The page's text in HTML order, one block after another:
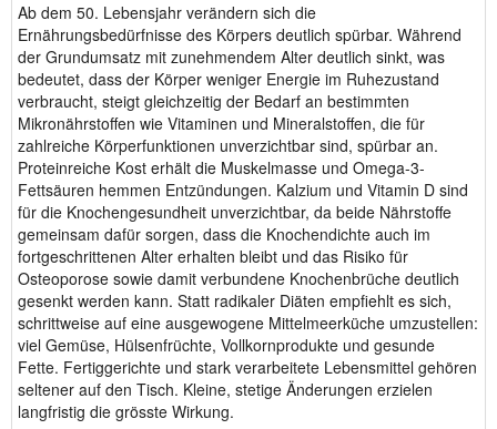
Ab dem 50. Lebensjahr verändern sich die
Ernährungsbedürfnisse des Körpers deutlich spürbar. Während
der Grundumsatz mit zunehmendem Alter deutlich sinkt, was
bedeutet, dass der Körper weniger Energie im Ruhezustand
verbraucht, steigt gleichzeitig der Bedarf an bestimmten
Mikronährstoffen wie Vitaminen und Mineralstoffen, die für
zahlreiche Körperfunktionen unverzichtbar sind, spürbar an.
Proteinreiche Kost erhält die Muskelmasse und Omega-3-
Fettsäuren hemmen Entzündungen. Kalzium und Vitamin D sind
für die Knochengesundheit unverzichtbar, da beide Nährstoffe
gemeinsam dafür sorgen, dass die Knochendichte auch im
fortgeschrittenen Alter erhalten bleibt und das Risiko für
Osteoporose sowie damit verbundene Knochenbrüche deutlich
gesenkt werden kann. Statt radikaler Diäten empfiehlt es sich,
schrittweise auf eine ausgewogene Mittelmeerküche umzustellen:
viel Gemüse, Hülsenfrüchte, Vollkornprodukte und gesunde
Fette. Fertiggerichte und stark verarbeitete Lebensmittel gehören
seltener auf den Tisch. Kleine, stetige Änderungen erzielen
langfristig die grösste Wirkung.